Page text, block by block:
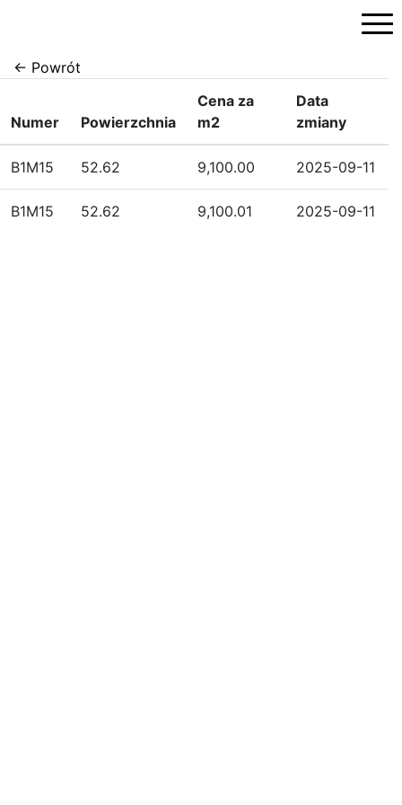
← Powrót
Numer Powierzchnia
Cena za
m2
Data
zmiany
B1M15 52.62 9,100.00 2025-09-11
B1M15 52.62 9,100.01 2025-09-11